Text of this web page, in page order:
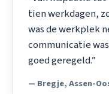
tien werkdagen,
was de werkplek
communicatie
goed geregeld.”
— Bregje, Assen-